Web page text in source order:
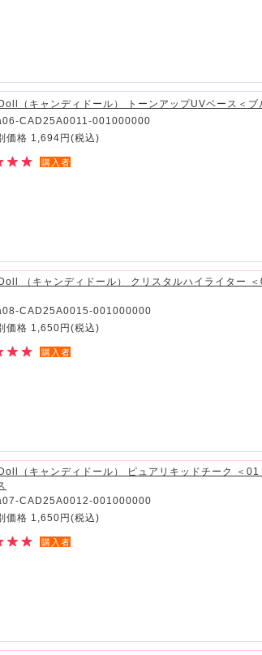
（キャンディドール） トーンアップUVベース＜ブ
CAD25A0011-001000000
価格 1,694円 (税込)
購入者
（キャンディドール） クリスタルハイライター
CAD25A0015-001000000
価格 1,650円 (税込)
購入者
（キャンディドール） ピュアリキッドチーク ＜01
CAD25A0012-001000000
価格 1,650円 (税込)
購入者